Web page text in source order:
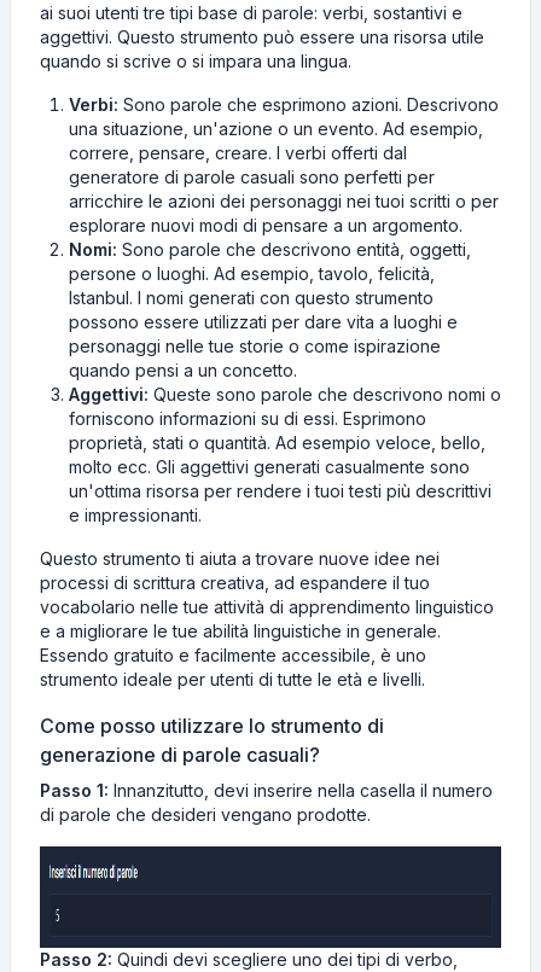
ai suoi utenti tre tipi base di parole: verbi, sostantivi e
aggettivi. Questo strumento può essere una risorsa utile
quando si scrive o si impara una lingua.
Verbi: Sono parole che esprimono azioni. Descrivono
una situazione, un'azione o un evento. Ad esempio,
correre, pensare, creare. I verbi offerti dal
generatore di parole casuali sono perfetti per
arricchire le azioni dei personaggi nei tuoi scritti o per
esplorare nuovi modi di pensare a un argomento.
Nomi: Sono parole che descrivono entità, oggetti,
persone o luoghi. Ad esempio, tavolo, felicità,
Istanbul. I nomi generati con questo strumento
possono essere utilizzati per dare vita a luoghi e
personaggi nelle tue storie o come ispirazione
quando pensi a un concetto.
Aggettivi: Queste sono parole che descrivono nomi o
forniscono informazioni su di essi. Esprimono
proprietà, stati o quantità. Ad esempio veloce, bello,
molto ecc. Gli aggettivi generati casualmente sono
un'ottima risorsa per rendere i tuoi testi più descrittivi
e impressionanti.
Questo strumento ti aiuta a trovare nuove idee nei
processi di scrittura creativa, ad espandere il tuo
vocabolario nelle tue attività di apprendimento linguistico
e a migliorare le tue abilità linguistiche in generale.
Essendo gratuito e facilmente accessibile, è uno
strumento ideale per utenti di tutte le età e livelli.
Come posso utilizzare lo strumento di
generazione di parole casuali?
Passo 1: Innanzitutto, devi inserire nella casella il numero
di parole che desideri vengano prodotte.
Passo 2: Quindi devi scegliere uno dei tipi di verbo,